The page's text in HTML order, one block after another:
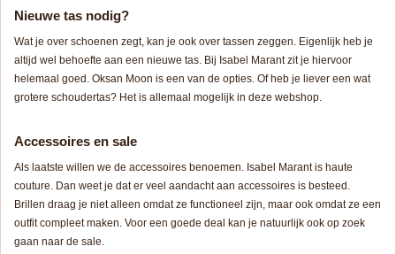
Nieuwe tas nodig?
Wat je over schoenen zegt, kan je ook over tassen zeggen. Eigenlijk heb je
altijd wel behoefte aan een nieuwe tas. Bij Isabel Marant zit je hiervoor
helemaal goed. Oksan Moon is een van de opties. Of heb je liever een wat
grotere schoudertas? Het is allemaal mogelijk in deze webshop.
Accessoires en sale
Als laatste willen we de accessoires benoemen. Isabel Marant is haute
couture. Dan weet je dat er veel aandacht aan accessoires is besteed.
Brillen draag je niet alleen omdat ze functioneel zijn, maar ook omdat ze een
outfit compleet maken. Voor een goede deal kan je natuurlijk ook op zoek
gaan naar de sale.